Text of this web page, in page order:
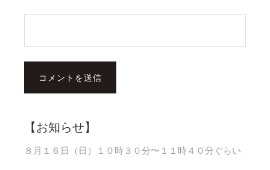
【お知らせ】
８月１６日（日）１０時３０分〜１１時４０分ぐらい